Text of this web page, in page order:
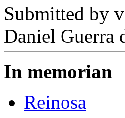
Submitted by
Daniel Guerra
In memorian
Reinosa